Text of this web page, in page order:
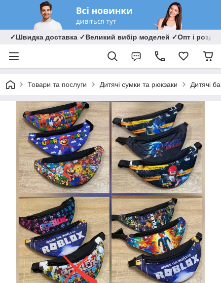
✓Швидка доставка ✓Великий вибір моделей ✓Опт і
Товари та послуги Дитячі сумки та рюкзаки Дитячі